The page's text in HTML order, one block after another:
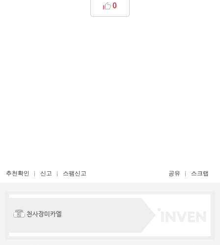
0
추천확인 신고 스팸신고 공유 스크랩
천사장미카엘